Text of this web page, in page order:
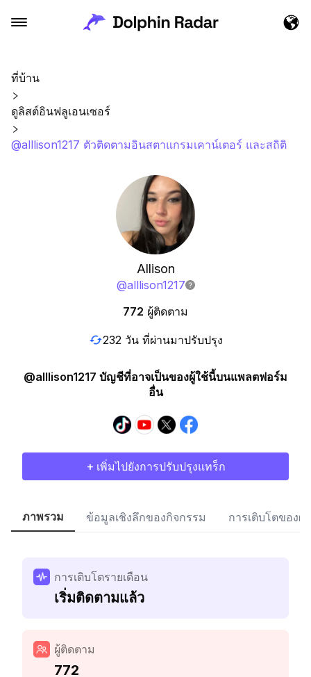
ที่บ้าน
ดูลิสต์อินฟลูเอนเซอร์
@alllison1217 ตัวติดตามอินสตาแกรมเคาน์เตอร์ และสถิติ
Allison
@alllison1217
772 ผู้ติดตาม
232 วัน ที่ผ่านมาปรับปรุง
@alllison1217 บัญชีที่อาจเป็นของผู้ใช้นี้บนแพลตฟอร์ม
อื่น
+ เพิ่มไปยังการปรับปรุงแทร็ก
ภาพรวม ข้อมูลเชิงลึกของกิจกรรม การเติบโตของผู้
การเติบโตรายเดือน
เริ่มติดตามแล้ว
ผู้ติดตาม
772